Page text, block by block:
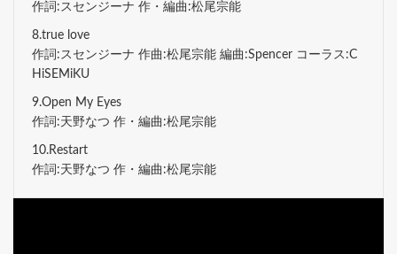
作詞:スセンジーナ 作・編曲:松尾宗能
8.true love
作詞:スセンジーナ 作曲:松尾宗能 編曲:Spencer コーラス:C
HiSEMiKU
9.Open My Eyes
作詞:天野なつ 作・編曲:松尾宗能
10.Restart
作詞:天野なつ 作・編曲:松尾宗能